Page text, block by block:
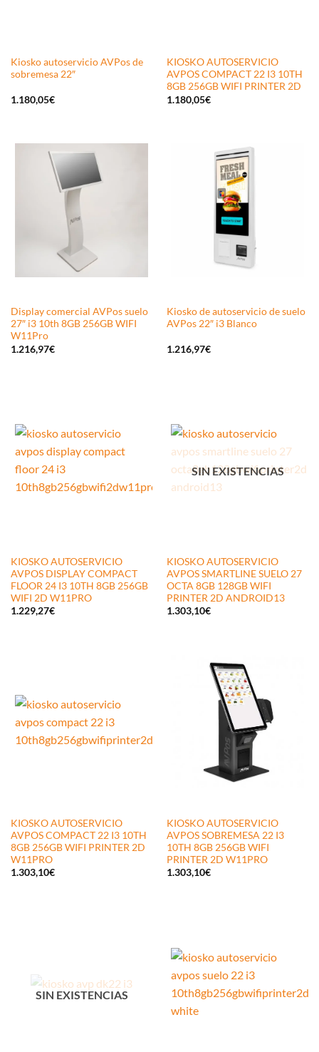
Kiosko autoservicio AVPos de
sobremesa 22″
1.180,05€
KIOSKO AUTOSERVICIO
AVPOS COMPACT 22 I3 10TH
8GB 256GB WIFI PRINTER 2D
1.180,05€
Display comercial AVPos suelo
27″ i3 10th 8GB 256GB WIFI
W11Pro
1.216,97€
Kiosko de autoservicio de suelo
AVPos 22″ i3 Blanco
1.216,97€
KIOSKO AUTOSERVICIO
AVPOS DISPLAY COMPACT
FLOOR 24 I3 10TH 8GB 256GB
WIFI 2D W11PRO
1.229,27€
SIN EXISTENCIAS
KIOSKO AUTOSERVICIO
AVPOS SMARTLINE SUELO 27
OCTA 8GB 128GB WIFI
PRINTER 2D ANDROID13
1.303,10€
KIOSKO AUTOSERVICIO
AVPOS COMPACT 22 I3 10TH
8GB 256GB WIFI PRINTER 2D
W11PRO
1.303,10€
KIOSKO AUTOSERVICIO
AVPOS SOBREMESA 22 I3
10TH 8GB 256GB WIFI
PRINTER 2D W11PRO
1.303,10€
SIN EXISTENCIAS